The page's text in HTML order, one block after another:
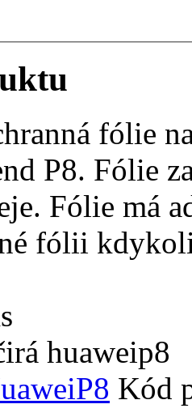
fólie
P8. Fólie
Fólie má
fólii
huaweip8
P8 Kód